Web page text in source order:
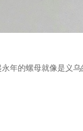
年的螺母就像是义乌